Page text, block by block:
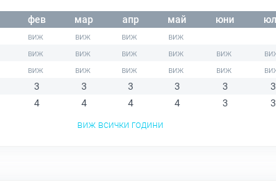
фев мар апр май юни
3 3 3 3 3
3
4 4 4 4 3
3
виж всички години